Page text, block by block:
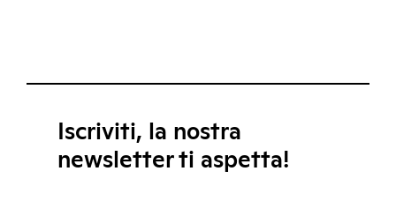
Iscriviti, la nostra
newsletter ti aspetta!